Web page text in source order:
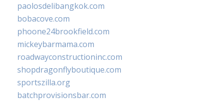
paolosdelibangkok.com
bobacove.com
phoone24brookfield.com
mickeybarmama.com
roadwayconstructioninc.com
shopdragonflyboutique.com
sportszilla.org
batchprovisionsbar.com